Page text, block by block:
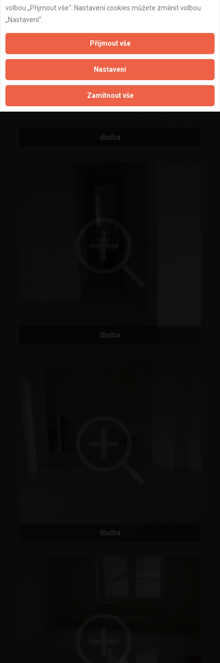
dlažba
dlažba
dlažba
volbou „Přijmout vše“. Nastavení cookies můžete změnit volbou
„Nastavení“.
Přijmout vše
Nastavení
Zamítnout vše